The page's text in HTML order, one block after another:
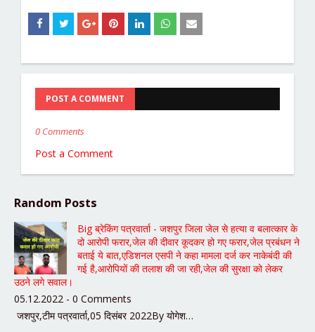
POST A COMMENT
0 Comments
Post a Comment
Random Posts
Big ब्रेकिंग पत्रवार्ता - जशपुर जिला जेल से हत्या व बलात्कार के
दो आरोपी फरार,जेल की दीवार कूदकर हो गए फरार,जेल प्रबंधन ने
बताई ये बात,एडिशनल एसपी ने कहा मामला दर्ज कर नाकेबंदी की
गई है,आरोपियों की तलाश की जा रही,जेल की सुरक्षा को लेकर
उठने लगे सवाल।
05.12.2022 - 0 Comments
जशपुर,टीम पत्रवार्ता,05 दिसंबर 2022By योगेश…